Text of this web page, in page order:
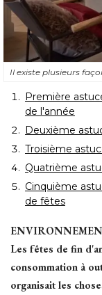
Il existe plusieurs
Première
de l'année
Deuxième
Troisième
Quatrième
Cinquième
de fêtes
Les fêtes de fin
consommation à
organisait les